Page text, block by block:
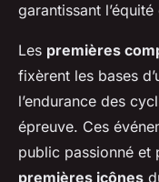
garantissant
Les premières
fixèrent les bases
l’endurance des
épreuve. Ces
public passionné et
premières icônes